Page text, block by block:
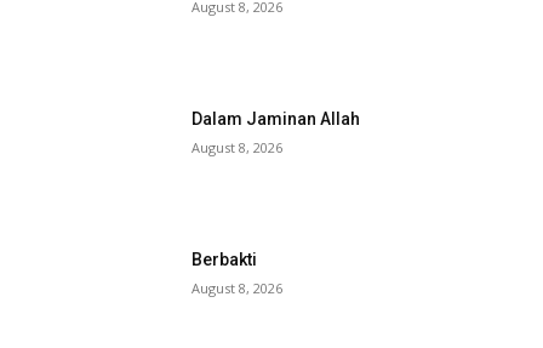
August 8, 2026
Dalam Jaminan Allah
August 8, 2026
Berbakti
August 8, 2026